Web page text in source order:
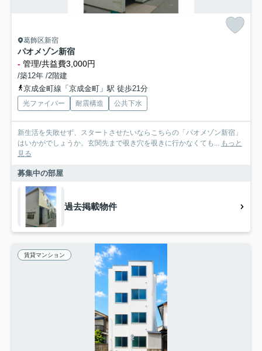
葛飾区新宿
パオメゾン新宿
- 管理/共益費3,000円
/築12年 /2階建
京成金町線「京成金町」駅 徒歩21分
光ファイバー 耐震構造 公共下水
新生活を失敗せず、スタートさせたいならこちらの「パオメゾン新宿」
はいかがでしょうか。玄関先まで覗き穴を覗きに行かなくても... もっと
見る
募集中の部屋
過去掲載物件
賃貸マンション